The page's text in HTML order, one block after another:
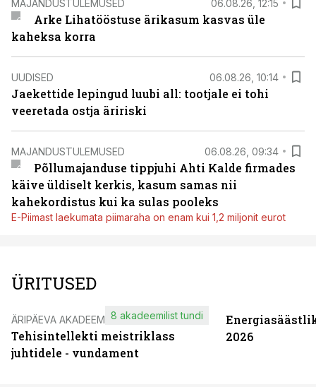
MAJANDUSTULEMUSED 06.08.26, 12:15
Arke Lihatööstuse ärikasum kasvas üle
kaheksa korra
UUDISED 06.08.26, 10:14
Jaekettide lepingud luubi all: tootjale ei tohi
veeretada ostja äririski
MAJANDUSTULEMUSED 06.08.26, 09:34
Põllumajanduse tippjuhi Ahti Kalde firmades
käive üldiselt kerkis, kasum samas nii
kahekordistus kui ka sulas pooleks
E-Piimast laekumata piimaraha on enam kui 1,2 miljonit eurot
ÜRITUSED
ÄRIPÄEVA AKADEEMIA
Tehisintellekti meistriklass
juhtidele - vundament
8 akadeemilist tundi
2026